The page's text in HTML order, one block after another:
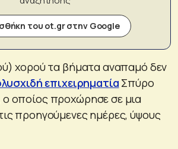
του ot.gr στην Google
χορού τα βήματα αναπαμό δεν
επιχειρηματία Σπύρο
οποίος προχώρησε σε μια
προηγούμενες ημέρες, ύψους